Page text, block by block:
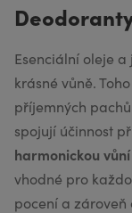
Esenciální oleje
krásné vůně.
příjemných
spojují účinnost
harmonickou vůní
vhodné pro
pocení a